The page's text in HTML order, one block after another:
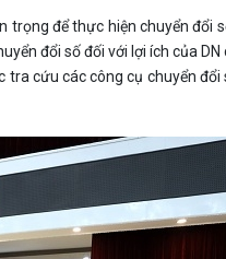
trọng để thực hiện chuyển đổi
đổi số đối với lợi ích của
cứu các công cụ chuyển đổi